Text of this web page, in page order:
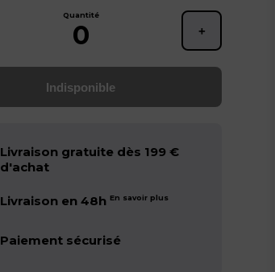
Quantité
0 +
Indisponible
Livraison gratuite dès 199 €
d'achat
Livraison en 48h En savoir plus
Paiement sécurisé